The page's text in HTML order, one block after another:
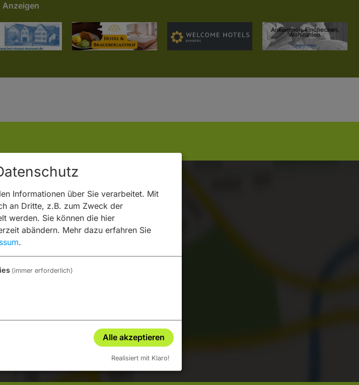
Anzeigen
bereitgestellte externe Inhalte laden?
Informationen über Sie verarbeitet. Mit
an Dritte, z.B. zum Zweck der
werden. Sie können die hier
abändern. Mehr dazu erfahren Sie
.
(immer erforderlich)
Alle akzeptieren
Realisiert mit Klaro!